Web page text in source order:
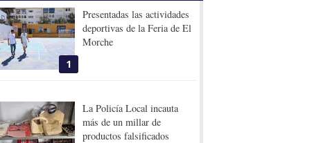
1
Presentadas las actividades
deportivas de la Feria de El
Morche
La Policía Local incauta
más de un millar de
productos falsificados